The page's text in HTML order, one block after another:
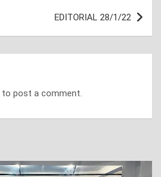
EDITORIAL 28/1/22
to post a comment.